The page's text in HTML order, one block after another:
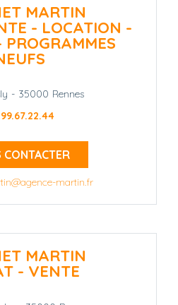
MARTIN
- LOCATION -
- 35000 Rennes
CONTACTER
martin.fr
MARTIN
- VENTE